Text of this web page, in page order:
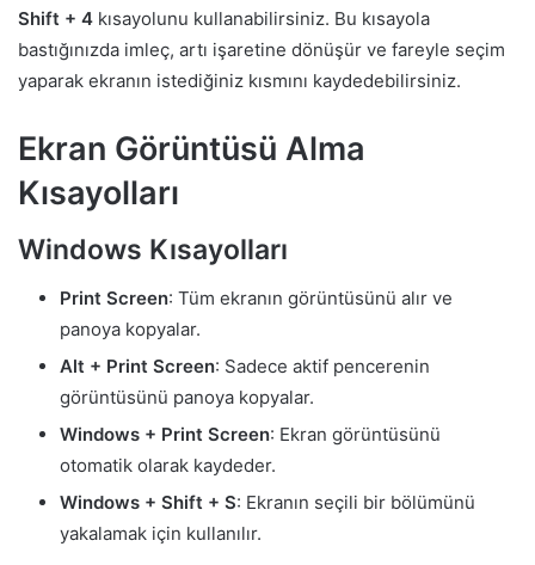
Shift + 4 kısayolunu kullanabilirsiniz. Bu kısayola
bastığınızda imleç, artı işaretine dönüşür ve fareyle seçim
yaparak ekranın istediğiniz kısmını kaydedebilirsiniz.
Ekran Görüntüsü Alma
Kısayolları
Windows Kısayolları
Print Screen: Tüm ekranın görüntüsünü alır ve
panoya kopyalar.
Alt + Print Screen: Sadece aktif pencerenin
görüntüsünü panoya kopyalar.
Windows + Print Screen: Ekran görüntüsünü
otomatik olarak kaydeder.
Windows + Shift + S: Ekranın seçili bir bölümünü
yakalamak için kullanılır.